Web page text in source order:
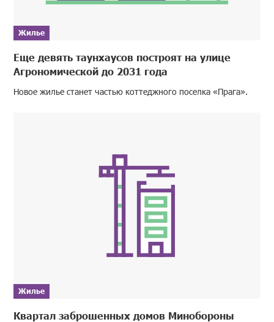
Жилье
Еще девять таунхаусов построят на улице
Агрономической до 2031 года
Новое жилье станет частью коттеджного поселка «Прага».
Жилье
Квартал заброшенных домов Минобороны